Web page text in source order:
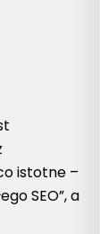
istotne –
SEO”, a